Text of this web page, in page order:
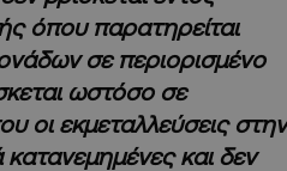
όπου παρατηρείται
σε περιορισμένο
ωστόσο σε
οι εκμεταλλεύσεις στην
κατανεμημένες και δεν